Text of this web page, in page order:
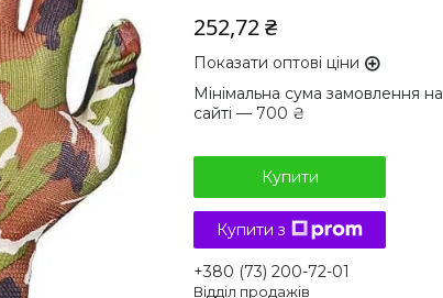
252,72 ₴
Показати оптові ціни
Мінімальна сума замовлення на
сайті — 700 ₴
Купити
Купити з
+380 (73) 200-72-01
Відділ продажів